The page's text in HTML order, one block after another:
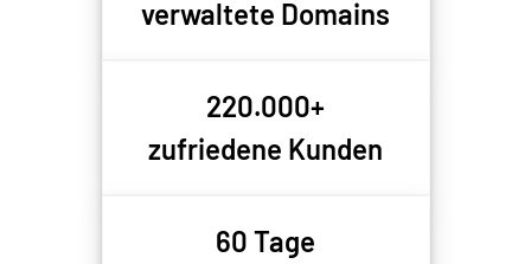
verwaltete Domains
220.000+
zufriedene Kunden
60 Tage